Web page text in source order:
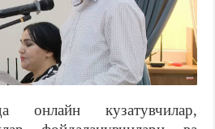
онлайн кузатувчилар,